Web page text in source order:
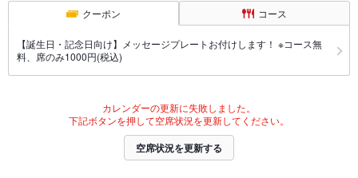
クーポン コース
【誕生日・記念日向け】メッセージプレートお付けします！ ※コース無
料、席のみ1000円(税込)
カレンダーの更新に失敗しました。
下記ボタンを押して空席状況を更新してください。
空席状況を更新する